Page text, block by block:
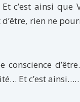
c’est ainsi
rien ne
Et c’est